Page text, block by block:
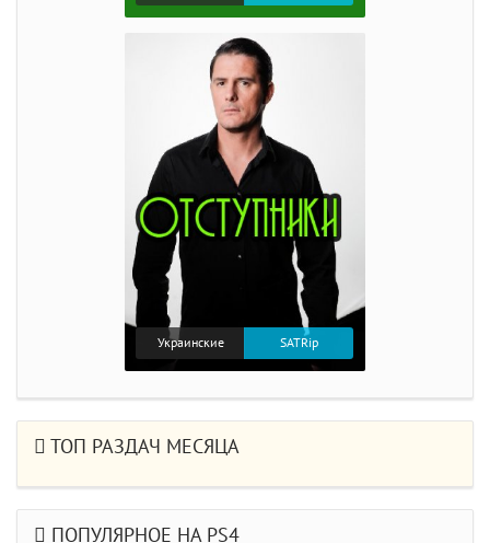
Украинские SATRip
ТОП РАЗДАЧ МЕСЯЦА
ПОПУЛЯРНОЕ НА PS4